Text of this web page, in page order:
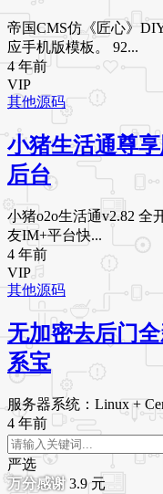
帝国CMS仿《匠心》
应手机版模板。 92...
4 年前
VIP
其他源码
小猪生活通尊
后台
小猪o2o生活通v2.82 全
友IM+平台快...
4 年前
VIP
其他源码
无加密去后门
系宝
服务器系统：Linux +
4 年前
严选
3.9元